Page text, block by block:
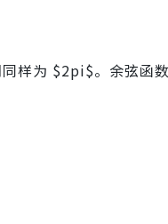
样为 $2pi$。余弦函